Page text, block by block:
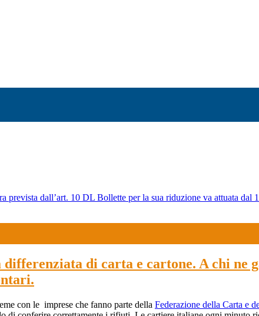
dall’art. 10 DL Bollette per la sua riduzione va attuata dal
differenziata di carta e cartone. A chi
con le imprese che fanno parte della Federazione della Carta e